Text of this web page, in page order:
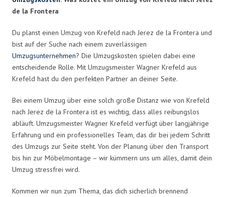
de la Frontera
Du planst einen Umzug von Krefeld nach Jerez de la Frontera und
bist auf der Suche nach einem zuverlässigen
Umzugsunternehmen? Die Umzugskosten spielen dabei eine
entscheidende Rolle. Mit Umzugsmeister Wagner Krefeld aus
Krefeld hast du den perfekten Partner an deiner Seite.
Bei einem Umzug über eine solch große Distanz wie von Krefeld
nach Jerez de la Frontera ist es wichtig, dass alles reibungslos
abläuft. Umzugsmeister Wagner Krefeld verfügt über langjährige
Erfahrung und ein professionelles Team, das dir bei jedem Schritt
des Umzugs zur Seite steht. Von der Planung über den Transport
bis hin zur Möbelmontage – wir kümmern uns um alles, damit dein
Umzug stressfrei wird.
Kommen wir nun zum Thema, das dich sicherlich brennend